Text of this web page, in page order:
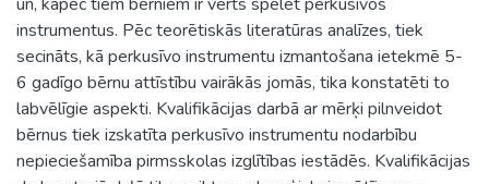
instrumentus. Pēc teorētiskās literatūras analīzes, tiek
secināts, kā perkusīvo instrumentu izmantošana ietekmē 5-
6 gadīgo bērnu attīstību vairākās jomās, tika konstatēti to
labvēlīgie aspekti. Kvalifikācijas darbā ar mērķi pilnveidot
bērnus tiek izskatīta perkusīvo instrumentu nodarbību
nepieciešamība pirmsskolas izglītības iestādēs. Kvalifikācijas